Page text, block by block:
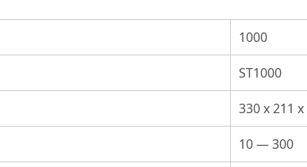
1000
ST1000
330 x 211 x
10 — 300